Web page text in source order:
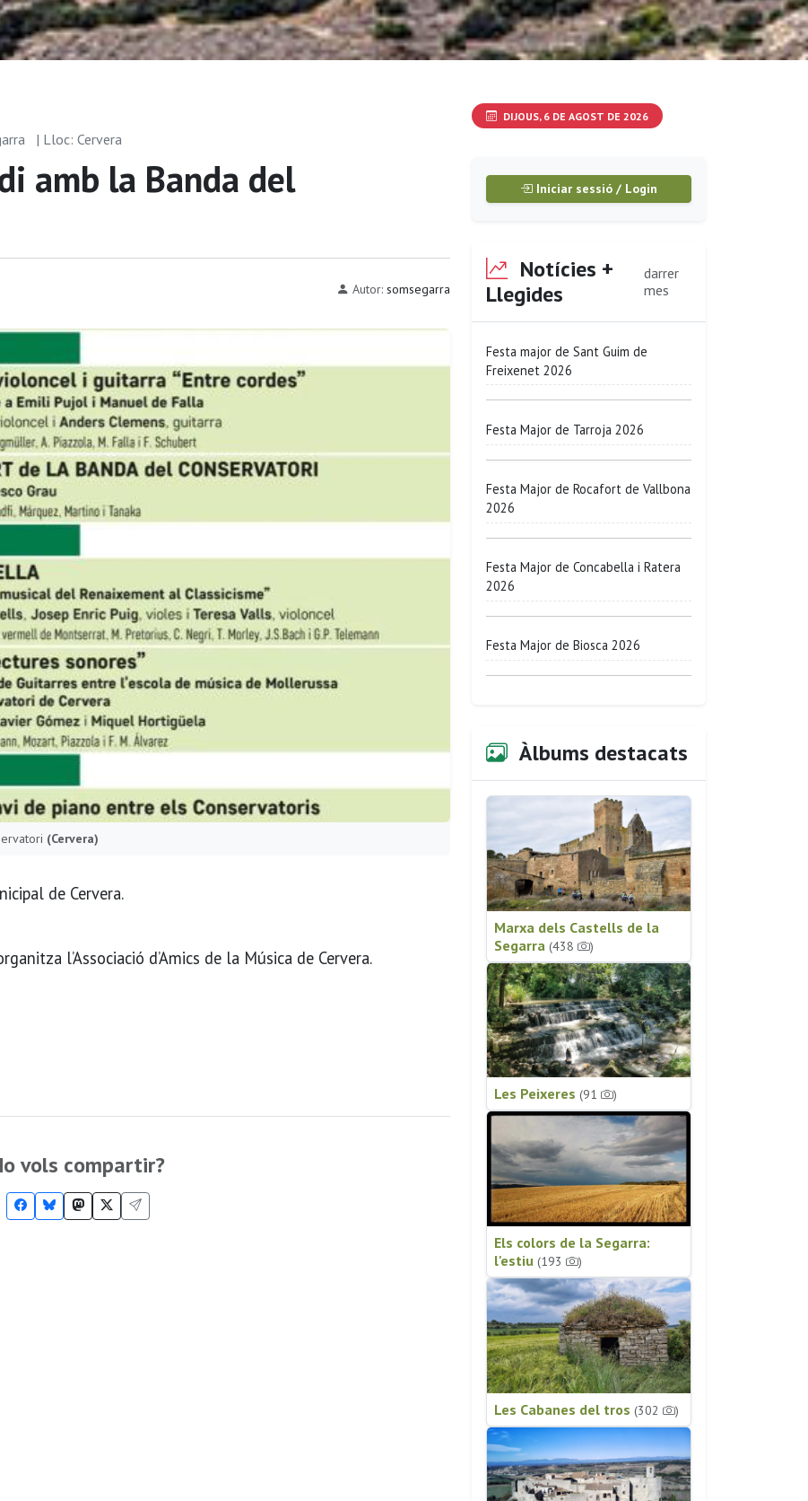
| Lloc: Cervera
amb la Banda del
Autor: somsegarra
(Cervera)
de Cervera.
l’Associació d’Amics de la Música de Cervera.
vols compartir?
DIJOUS, 6 DE AGOST DE 2026
Iniciar sessió / Login
Notícies +
Llegides
darrer
mes
Festa major de Sant Guim de
Freixenet 2026
Festa Major de Tarroja 2026
Festa Major de Rocafort de Vallbona
2026
Festa Major de Concabella i Ratera
2026
Festa Major de Biosca 2026
Àlbums destacats
Marxa dels Castells de la
Segarra (438 )
Les Peixeres (91 )
Els colors de la Segarra:
l'estiu (193 )
Les Cabanes del tros (302 )